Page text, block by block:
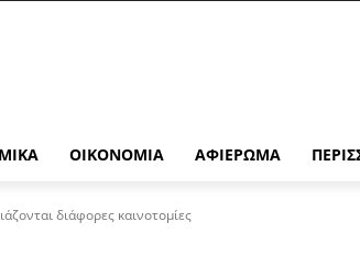
ΟΙΚΟΝΟΜΊΑ ΑΦΙΈΡΩΜΑ
διάφορες καινοτομίες